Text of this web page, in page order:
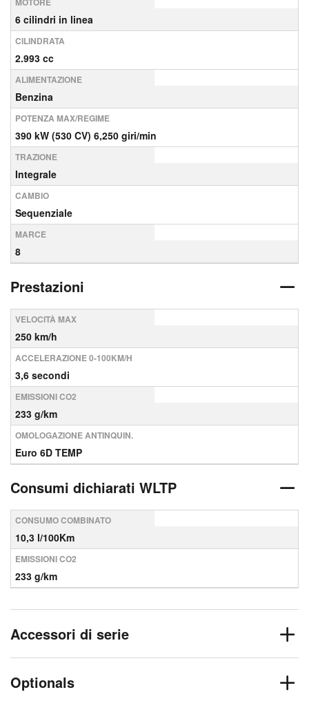
6 cilindri in linea
CILINDRATA
2.993 cc
ALIMENTAZIONE
Benzina
POTENZA MAX/REGIME
390 kW (530 CV) 6,250 giri/min
TRAZIONE
Integrale
CAMBIO
Sequenziale
MARCE
8
Prestazioni
VELOCITÀ MAX
250 km/h
ACCELERAZIONE 0-100KM/H
3,6 secondi
EMISSIONI CO2
233 g/km
OMOLOGAZIONE ANTINQUIN.
Euro 6D TEMP
Consumi dichiarati WLTP
CONSUMO COMBINATO
10,3 l/100Km
EMISSIONI CO2
233 g/km
Accessori di serie
Optionals